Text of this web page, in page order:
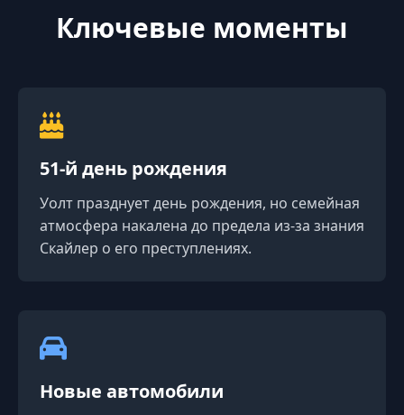
Ключевые моменты
51-й день рождения
Уолт празднует день рождения, но семейная
атмосфера накалена до предела из-за знания
Скайлер о его преступлениях.
Новые автомобили